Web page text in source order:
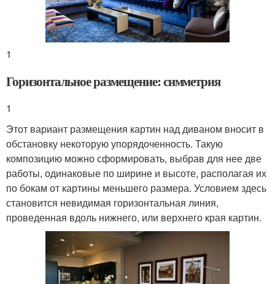
1
Горизонтальное размещение: симметрия
1
Этот вариант размещения картин над диваном вносит в
обстановку некоторую упорядоченность. Такую
композицию можно сформировать, выбрав для нее две
работы, одинаковые по ширине и высоте, располагая их
по бокам от картины меньшего размера. Условием здесь
становится невидимая горизонтальная линия,
проведенная вдоль нижнего, или верхнего края картин.